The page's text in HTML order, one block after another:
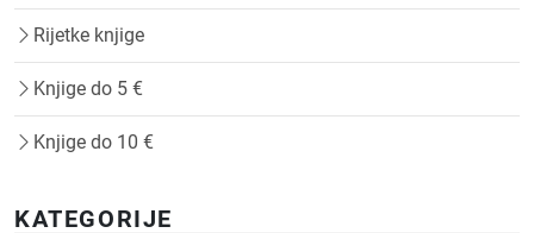
Rijetke knjige
Knjige do 5 €
Knjige do 10 €
KATEGORIJE